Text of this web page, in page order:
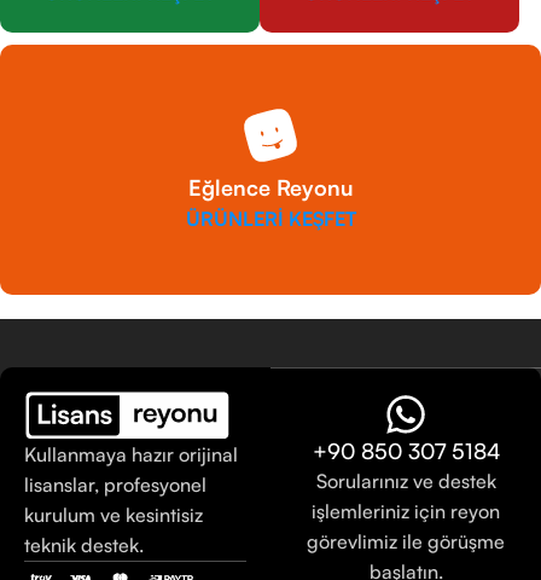
Eğlence Reyonu
ÜRÜNLERİ KEŞFET
Kullanmaya hazır orijinal
lisanslar, profesyonel
kurulum ve kesintisiz
teknik destek.
+90 850 307 5184
Sorularınız ve destek
işlemleriniz için reyon
görevlimiz ile görüşme
başlatın.